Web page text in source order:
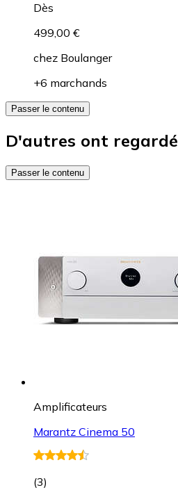
Dès
499,00 €
chez Boulanger
+6 marchands
Passer le contenu
D'autres ont regardé
Passer le contenu
Amplificateurs
Marantz Cinema 50
(3)